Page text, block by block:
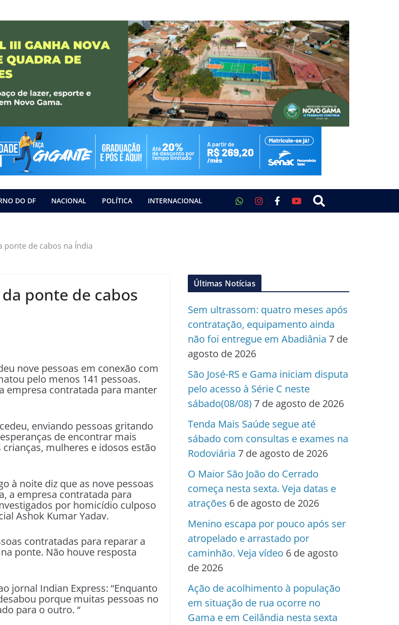
DO DF NACIONAL POLÍTICA INTERNACIONAL
ponte de cabos na Índia
ponte de cabos
nove pessoas em conexão com
pelo menos 141 pessoas.
empresa contratada para manter
enviando pessoas gritando
de encontrar mais
mulheres e idosos estão
à noite diz que as nove pessoas
a empresa contratada para
por homicídio culposo
Ashok Kumar Yadav.
contratadas para reparar a
ponte. Não houve resposta
jornal Indian Express: “Enquanto
porque muitas pessoas no
para o outro. “
Últimas Notícias
Sem ultrassom: quatro meses após
contratação, equipamento ainda
não foi entregue em Abadiânia 7 de
agosto de 2026
São José-RS e Gama iniciam disputa
pelo acesso à Série C neste
sábado(08/08) 7 de agosto de 2026
Tenda Mais Saúde segue até
sábado com consultas e exames na
Rodoviária 7 de agosto de 2026
O Maior São João do Cerrado
começa nesta sexta. Veja datas e
atrações 6 de agosto de 2026
Menino escapa por pouco após ser
atropelado e arrastado por
caminhão. Veja vídeo 6 de agosto
de 2026
Ação de acolhimento à população
em situação de rua ocorre no
Gama e em Ceilândia nesta sexta